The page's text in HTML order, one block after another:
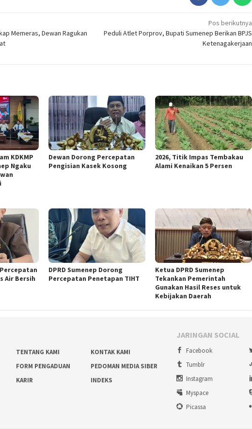
Memeras, Dewan Ragukan
Pos berikutnya
Peduli Atlet Porprov, Bupati Sumenep Berikan BPJS
Ketenagakerjaan
KDKMP
Ngaku
Dewan Dorong Percepatan
Pengisian Kasek Kosong
2026, Titik Impas Tembakau
Alami Kenaikan 5 Persen
Air Bersih
DPRD Sumenep Dorong
Percepatan Penetapan TIHT
Ketua DPRD Sumenep
Tekankan Pemerintah
Gunakan Hasil Reses untuk
Kebijakan Daerah
TENTANG KAMI
KONTAK KAMI
FORM PENGADUAN
PEDOMAN MEDIA SIBER
KARIR INDEKS
JARINGAN SOCIAL
Facebook
Tumblr
Instagram
Myspace
Picassa